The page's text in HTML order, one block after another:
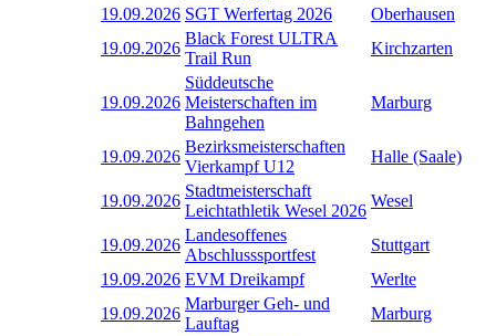
19.09.2026 SGT Werfertag 2026
Oberhausen
19.09.2026
Black Forest ULTRA
Trail Run
Kirchzarten
19.09.2026
Süddeutsche
Meisterschaften im
Bahngehen
Marburg
19.09.2026
Bezirksmeisterschaften
Vierkampf U12
Halle (Saale)
19.09.2026
Stadtmeisterschaft
Leichtathletik Wesel 2026
Wesel
19.09.2026
Landesoffenes
Abschlusssportfest
Stuttgart
19.09.2026 EVM Dreikampf
Werlte
19.09.2026
Marburger Geh- und
Lauftag
Marburg